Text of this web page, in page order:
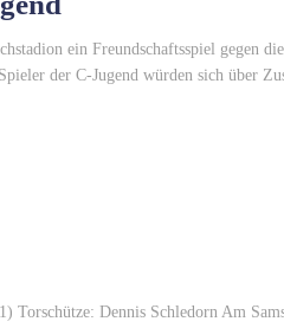
ein Freundschaftsspiel gegen
der C-Jugend würden sich über
Dennis Schledorn Am